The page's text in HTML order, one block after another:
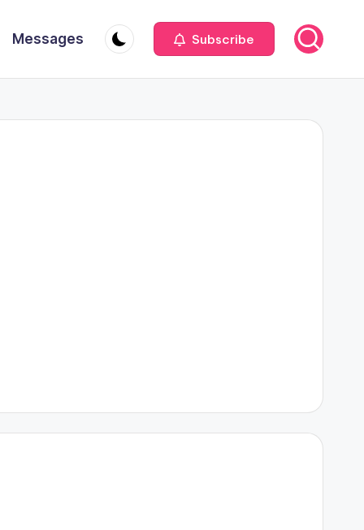
Messages Subscribe